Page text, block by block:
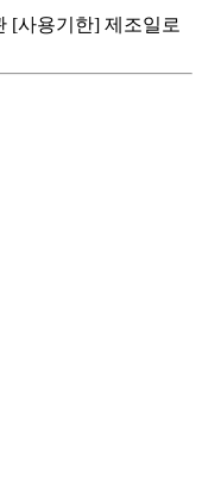
[사용기한] 제조일로